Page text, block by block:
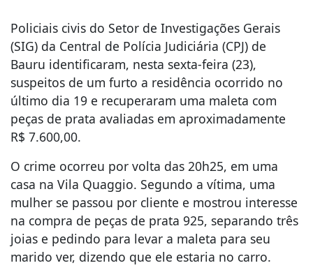
Policiais civis do Setor de Investigações Gerais
(SIG) da Central de Polícia Judiciária (CPJ) de
Bauru identificaram, nesta sexta-feira (23),
suspeitos de um furto a residência ocorrido no
último dia 19 e recuperaram uma maleta com
peças de prata avaliadas em aproximadamente
R$ 7.600,00.
O crime ocorreu por volta das 20h25, em uma
casa na Vila Quaggio. Segundo a vítima, uma
mulher se passou por cliente e mostrou interesse
na compra de peças de prata 925, separando três
joias e pedindo para levar a maleta para seu
marido ver, dizendo que ele estaria no carro.